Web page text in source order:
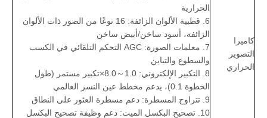
كاميرا
التصوير
الحراري
الحرارية
6. قطبية الألوان الزائفة: 16 نوعًا من الصور ذات الألوان
الزائفة، أسود ساخن/أبيض ساخن
7. معلمات الصورة: AGC التحكم التلقائي في الكسب
والسطوع والتباين
8. التكبير الإلكتروني: 1.0～8.0×تكبير مستمر (طول
الخطوة 0.1)، يدعم مخطط عين النسر العالمي
9. تتراوح المسطرة: دعم مسطرة العثور على النطاق
10. تصحيح البكسل الميت: دعم وظيفة تصحيح البكسل